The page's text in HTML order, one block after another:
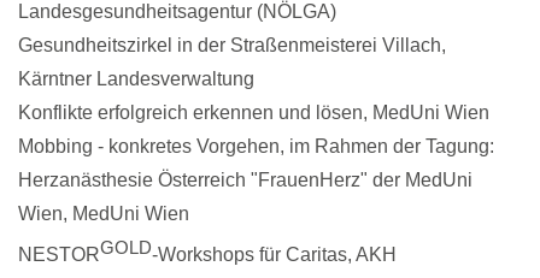
Landesgesundheitsagentur (NÖLGA)
Gesundheitszirkel in der Straßenmeisterei Villach,
Kärntner Landesverwaltung
Konflikte erfolgreich erkennen und lösen, MedUni Wien
Mobbing - konkretes Vorgehen, im Rahmen der Tagung:
Herzanästhesie Österreich "FrauenHerz" der MedUni
Wien, MedUni Wien
NESTORGOLD-Workshops für Caritas, AKH